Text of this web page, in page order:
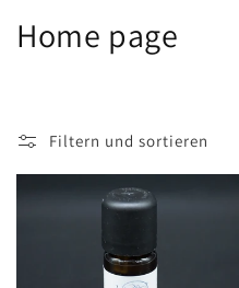
K
e
g
Home page
Filtern und sortieren